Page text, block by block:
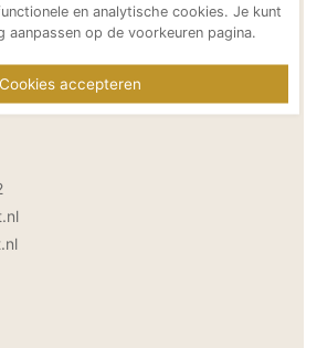
en analytische cookies. Je kunt
aanpassen op de voorkeuren pagina.
Cookies accepteren